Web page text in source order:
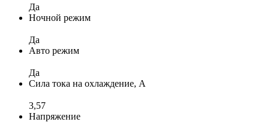
Да
Ночной режим
Да
Авто режим
Да
Сила тока на охлаждение, А
3,57
Напряжение